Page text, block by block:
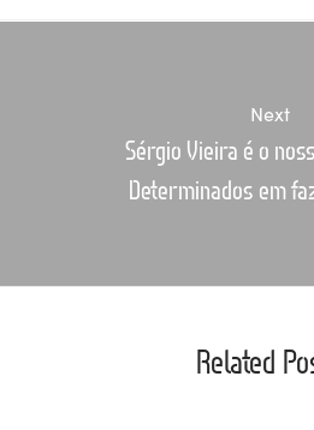
Next
Sérgio Vieira é o
Determinados em
Related